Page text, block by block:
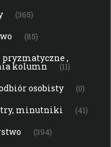
(365)
(85)
,
kolumn (11)
osobisty (0)
minutniki (41)
(394)